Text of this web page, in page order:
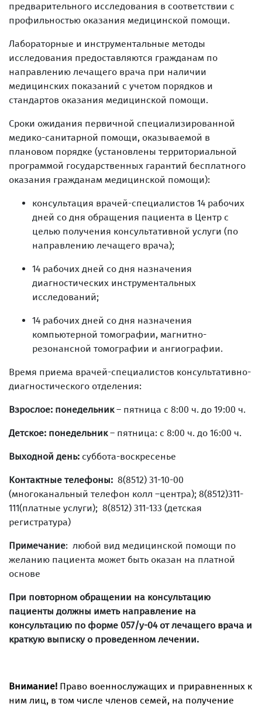
предварительного исследования в соответствии с
профильностью оказания медицинской помощи.
Лабораторные и инструментальные методы
исследования предоставляются гражданам по
направлению лечащего врача при наличии
медицинских показаний с учетом порядков и
стандартов оказания медицинской помощи.
Сроки ожидания первичной специализированной
медико-санитарной помощи, оказываемой в
плановом порядке (установлены территориальной
программой государственных гарантий бесплатного
оказания гражданам медицинской помощи):
консультация врачей-специалистов 14 рабочих
дней со дня обращения пациента в Центр с
целью получения консультативной услуги (по
направлению лечащего врача);
14 рабочих дней со дня назначения
диагностических инструментальных
исследований;
14 рабочих дней со дня назначения
компьютерной томографии, магнитно-
резонансной томографии и ангиографии.
Время приема врачей-специалистов консультативно-
диагностического отделения:
Взрослое: понедельник– пятница с 8:00 ч. до 19:00 ч.
Детское: понедельник– пятница: с 8:00 ч. до 16:00 ч.
Выходной день: суббота-воскресенье
Контактные телефоны: 8(8512) 31-10-00
(многоканальный телефон колл –центра); 8(8512)311-
111(платные услуги); 8(8512) 311-133 (детская
регистратура)
Примечание: любой вид медицинской помощи по
желанию пациента может быть оказан на платной
основе
При повторном обращении на консультацию
пациенты должны иметь направление на
консультацию по форме 057/у-04 от лечащего врача и
краткую выписку о проведенном лечении.
Внимание! Право военнослужащих и приравненных к
ним лиц, в том числе членов семей, на получение